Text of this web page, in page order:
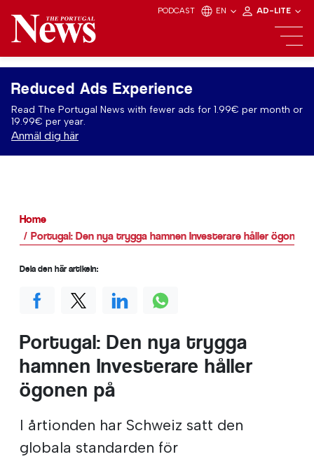
PODCAST EN AD-LITE
Reduced Ads Experience
Read The Portugal News with fewer ads for 1.99€ per month or
19.99€ per year.
Anmäl dig här
Home
Portugal: Den nya trygga hamnen Investerare håller ögonen
Portugal: Den nya trygga
hamnen Investerare håller
ögonen på
I årtionden har Schweiz satt den
globala standarden för
Dela den här artikeln: